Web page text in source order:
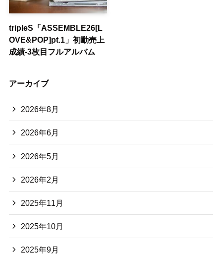
tripleS「ASSEMBLE26[L
OVE&POP]pt.1」初動売上
成績-3枚目フルアルバム
アーカイブ
2026年8月
2026年6月
2026年5月
2026年2月
2025年11月
2025年10月
2025年9月